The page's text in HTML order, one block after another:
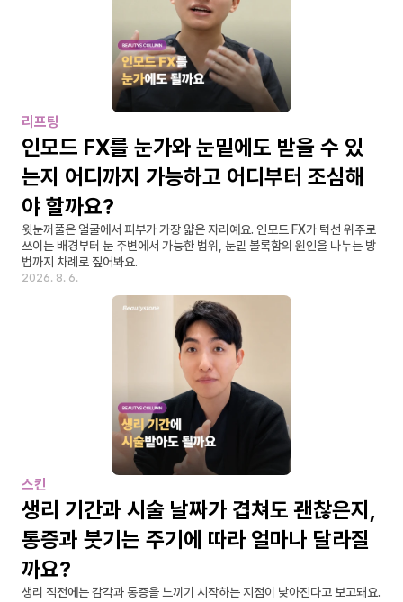
리프팅
인모드 FX를 눈가와 눈밑에도 받을 수 있
는지 어디까지 가능하고 어디부터 조심해
야 할까요?
윗눈꺼풀은 얼굴에서 피부가 가장 얇은 자리예요. 인모드 FX가 턱선 위주로
쓰이는 배경부터 눈 주변에서 가능한 범위, 눈밑 볼록함의 원인을 나누는 방
법까지 차례로 짚어봐요.
2026. 8. 6.
스킨
생리 기간과 시술 날짜가 겹쳐도 괜찮은지,
통증과 붓기는 주기에 따라 얼마나 달라질
까요?
생리 직전에는 감각과 통증을 느끼기 시작하는 지점이 낮아진다고 보고돼요.